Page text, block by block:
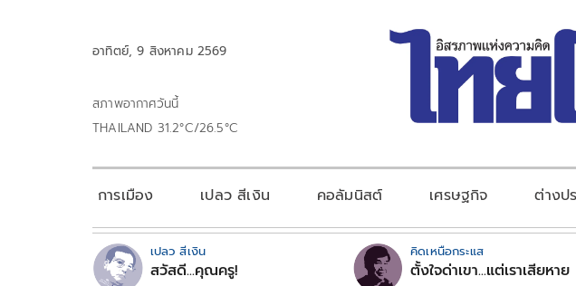
อาทิตย์, 9 สิงหาคม 2569
สภาพอากาศวันนี้
THAILAND 31.2°C/26.5°C
การเมือง เปลว สีเงิน คอลัมนิสต์ เศรษฐกิจ ต่างป
เปลว สีเงิน
สวัสดี...คุณครู!
คิดเหนือกระแส
ตั้งใจด่าเขา...แต่เราเสียหาย